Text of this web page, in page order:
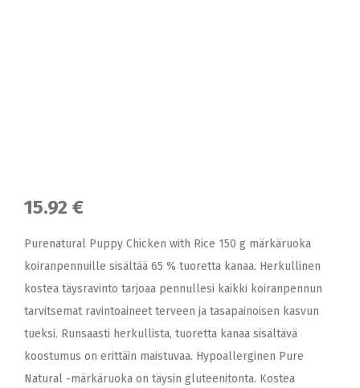
15.92 €
Purenatural Puppy Chicken with Rice 150 g märkäruoka
koiranpennuille sisältää 65 % tuoretta kanaa. Herkullinen
kostea täysravinto tarjoaa pennullesi kaikki koiranpennun
tarvitsemat ravintoaineet terveen ja tasapainoisen kasvun
tueksi. Runsaasti herkullista, tuoretta kanaa sisältävä
koostumus on erittäin maistuvaa. Hypoallerginen Pure
Natural -märkäruoka on täysin gluteenitonta. Kostea